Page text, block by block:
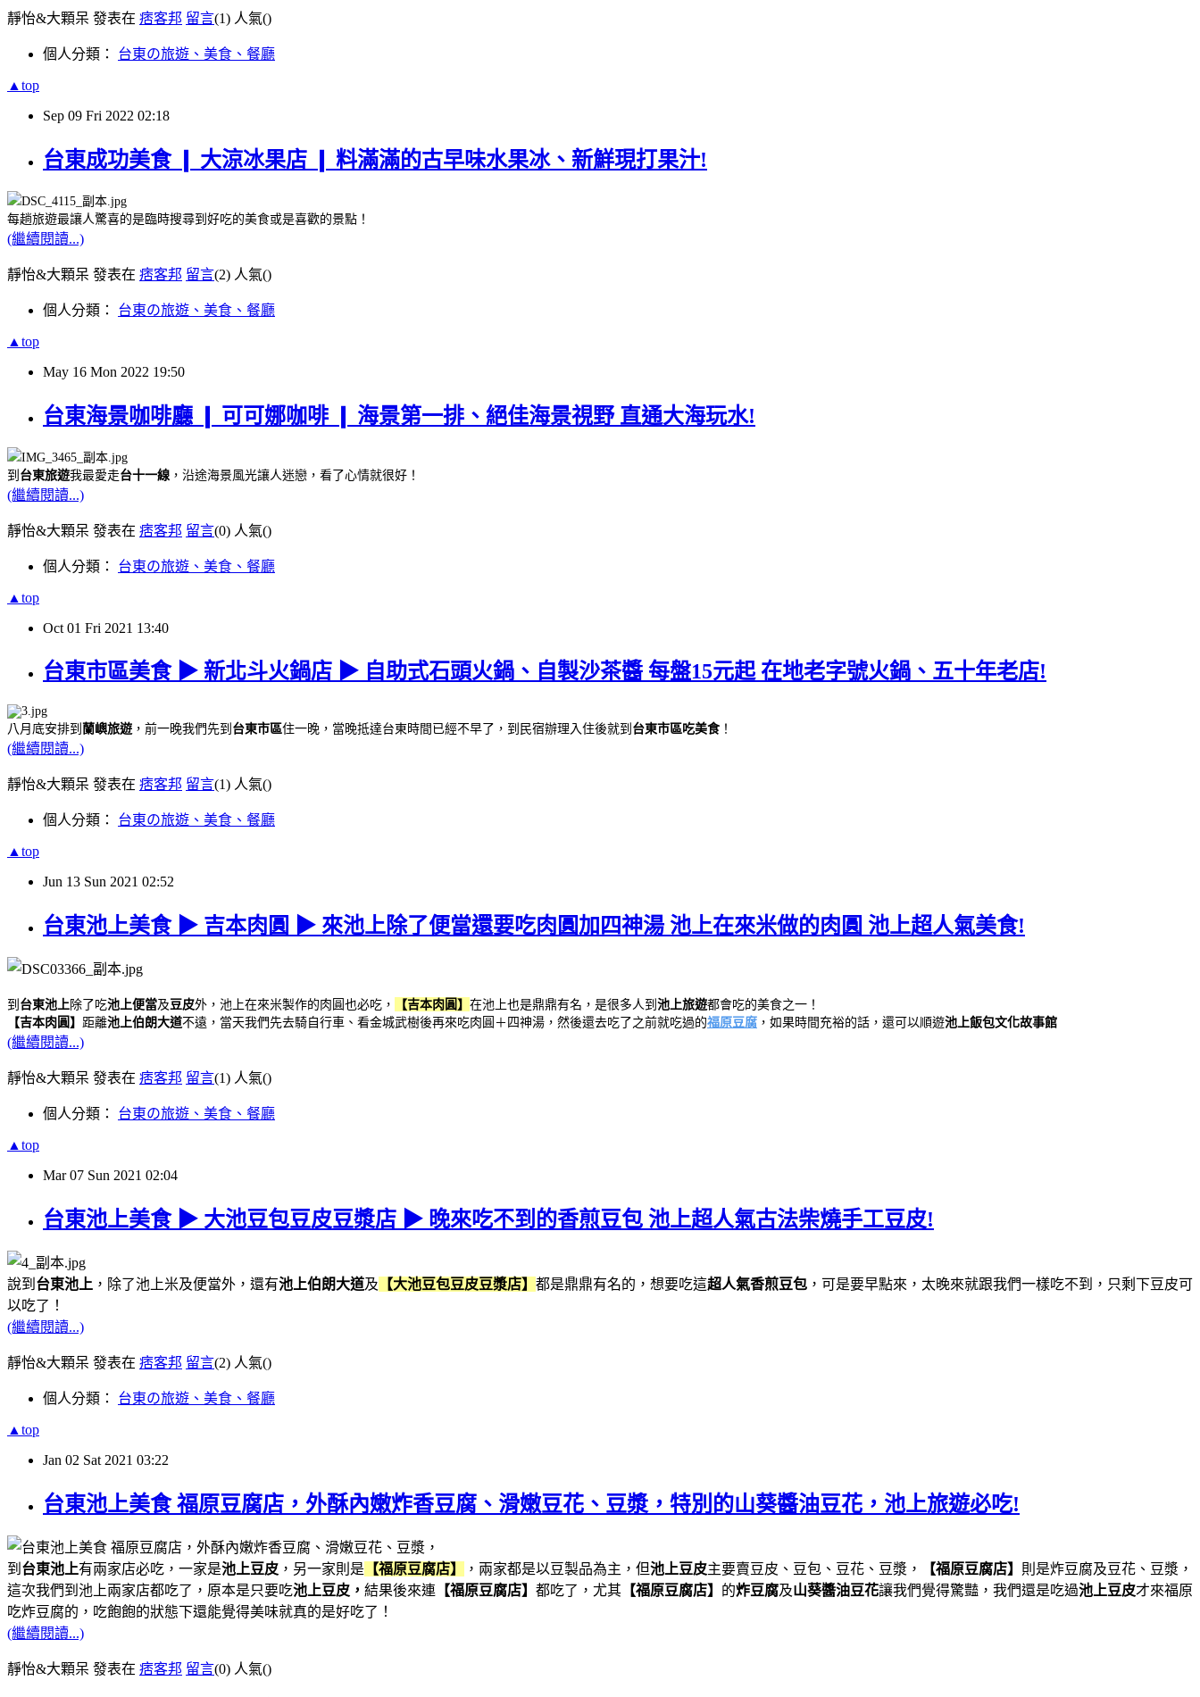
靜怡&大顆呆 發表在 痞客邦 留言(1) 人氣()
個人分類： 台東の旅遊、美食、餐廳
▲top
Sep 09 Fri 2022 02:18
台東成功美食 ❙ 大涼冰果店 ❙ 料滿滿的古早味水果冰、新鮮現打果汁!
每趟旅遊最讓人驚喜的是臨時搜尋到好吃的美食或是喜歡的景點！
(繼續閱讀...)
靜怡&大顆呆 發表在 痞客邦 留言(2) 人氣()
個人分類： 台東の旅遊、美食、餐廳
▲top
May 16 Mon 2022 19:50
台東海景咖啡廳 ❙ 可可娜咖啡 ❙ 海景第一排、絕佳海景視野 直通大海玩水!
到 台東旅遊我最愛走台十一線 ，沿途海景風光讓人迷戀，看了心情就很好！
(繼續閱讀...)
靜怡&大顆呆 發表在 痞客邦 留言(0) 人氣()
個人分類： 台東の旅遊、美食、餐廳
▲top
Oct 01 Fri 2021 13:40
台東市區美食 ▶ 新北斗火鍋店 ▶ 自助式石頭火鍋、自製沙茶醬 每盤15元起 在地老字號火鍋、五十年老店!
八月底安排到 蘭嶼旅遊 ，前一晚我們先到 台東市區住一晚，當晚抵達台東時間已經不早了，到民宿辦理入住後就到 台東市區吃美食 ！
(繼續閱讀...)
靜怡&大顆呆 發表在 痞客邦 留言(1) 人氣()
個人分類： 台東の旅遊、美食、餐廳
▲top
Jun 13 Sun 2021 02:52
台東池上美食 ▶ 吉本肉圓 ▶ 來池上除了便當還要吃肉圓加四神湯 池上在來米做的肉圓 池上超人氣美食!
到 台東池上除了吃池上便當及豆皮外，池上在來米製作的肉圓也必吃， 【吉本肉圓】 在池上也是鼎鼎有名，是很多人到 池上旅遊都會吃的美食之一！
【吉本肉圓】 距離池上伯朗大道不遠，當天我們先去騎自行車、看金城武樹後再來吃肉圓＋四神湯，然後還去吃了之前就吃過的福原豆腐 ，如果時間充裕的話，還可以順遊池上飯包文化故事館
(繼續閱讀...)
靜怡&大顆呆 發表在 痞客邦 留言(1) 人氣()
個人分類： 台東の旅遊、美食、餐廳
▲top
Mar 07 Sun 2021 02:04
台東池上美食 ▶ 大池豆包豆皮豆漿店 ▶ 晚來吃不到的香煎豆包 池上超人氣古法柴燒手工豆皮!
說到 台東池上 ，除了池上米及便當外，還有池上伯朗大道及 【大池豆包豆皮豆漿店】 都是鼎鼎有名的，想要吃這超人氣香煎豆包 ，可是要早點來，太晚來就跟我們一樣吃不到，只剩下豆皮可
以吃了！
(繼續閱讀...)
靜怡&大顆呆 發表在 痞客邦 留言(2) 人氣()
個人分類： 台東の旅遊、美食、餐廳
▲top
Jan 02 Sat 2021 03:22
台東池上美食 福原豆腐店，外酥內嫩炸香豆腐、滑嫩豆花、豆漿，特別的山葵醬油豆花，池上旅遊必吃!
到 台東池上有兩家店必吃，一家是池上豆皮 ，另一家則是 【福原豆腐店】 ，兩家都是以豆製品為主，但池上豆皮主要賣豆皮、豆包、豆花、豆漿， 【福原豆腐店】 則是炸豆腐及豆花、豆漿，
這次我們到池上兩家店都吃了，原本是只要吃池上豆皮， 結果後來連 【福原豆腐店】 都吃了，尤其 【福原豆腐店】 的炸豆腐及山葵醬油豆花讓我們覺得驚豔，我們還是吃過池上豆皮才來福原
吃炸豆腐的，吃飽飽的狀態下還能覺得美味就真的是好吃了！
(繼續閱讀...)
靜怡&大顆呆 發表在 痞客邦 留言(0) 人氣()